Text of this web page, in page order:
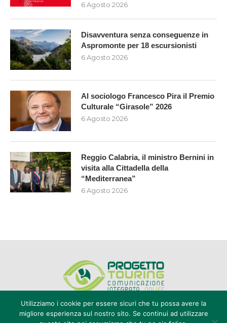
6 Agosto 2026
Disavventura senza conseguenze in
Aspromonte per 18 escursionisti
6 Agosto 2026
Al sociologo Francesco Pira il Premio
Culturale “Girasole” 2026
6 Agosto 2026
Reggio Calabria, il ministro Bernini in
visita alla Cittadella della
“Mediterranea”
6 Agosto 2026
Utilizziamo i cookie per essere sicuri che tu possa avere la
migliore esperienza sul nostro sito. Se continui ad utilizzare